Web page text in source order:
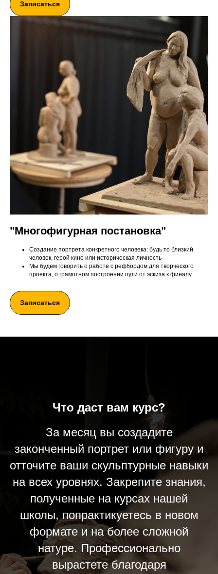
Записаться
"Многофигурная постановка"
Создание портрета конкретного человека: будь то близкий
человек, герой кино или историческая личность
Мы будем говорить о работе с рефбордом для творческого
проекта, о грамотном построении пути от эскиза к финалу.
Записаться
Что даст вам курс?
За месяц вы создадите
законченный портрет или фигуру и
отточите ваши скульптурные навыки
на всех уровнях. Закрепите знания,
полученные на курсах нашей
школы, попрактикуетесь в новом
формате и на более сложной
натуре. Профессионально
вырастете благодаря